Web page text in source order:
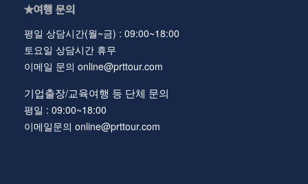
★여행 문의
평일 상담시간(월~금) : 09:00~18:00
토요일 상담시간 휴무
이메일 문의 online@prttour.com
기업출장/교육여행 등 단체 문의
평일 : 09:00~18:00
이메일문의 online@prttour.com